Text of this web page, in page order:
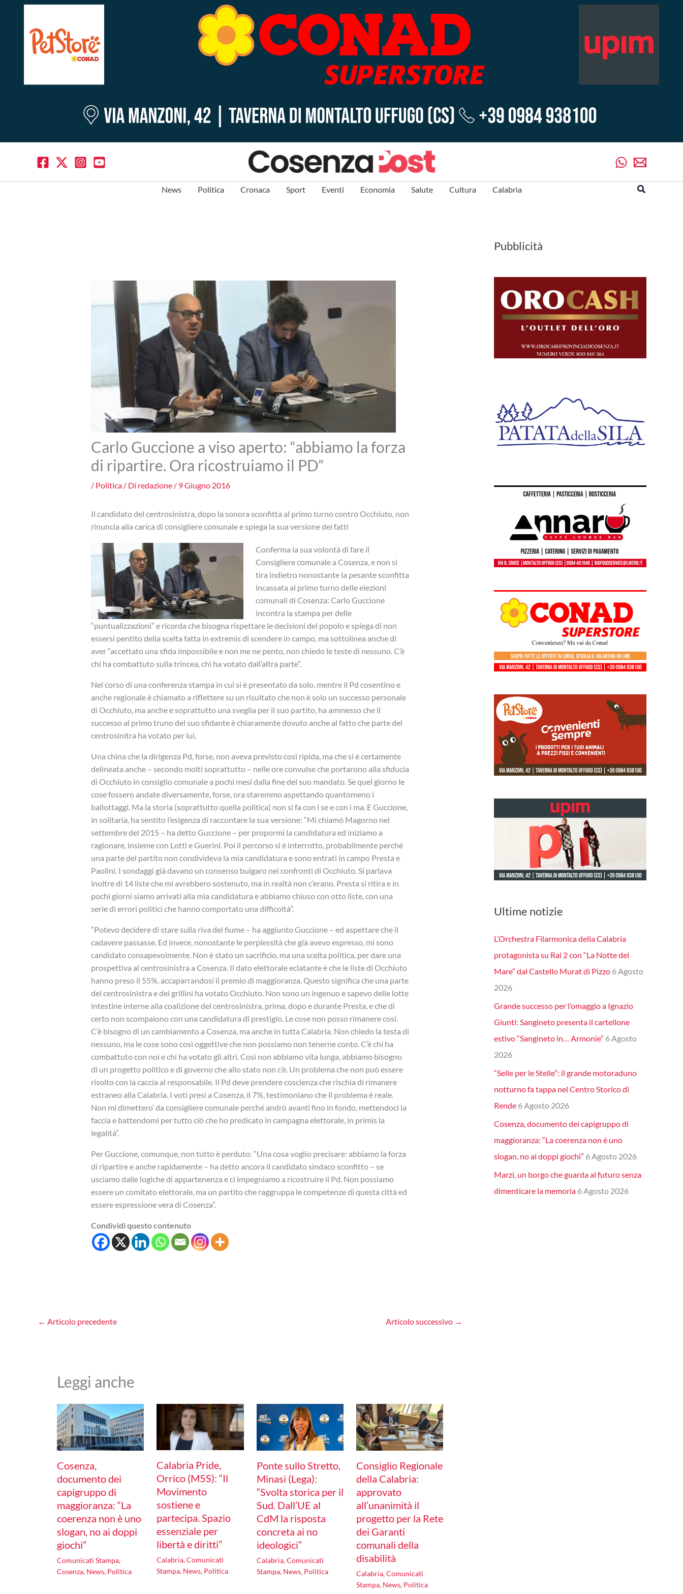
News Politica Cronaca Sport Eventi Economia Salute Cultura Calabria Cerca
Carlo Guccione a viso aperto: “abbiamo la forza
di ripartire. Ora ricostruiamo il PD”
/ Politica/ Di redazione / 9 Giugno 2016
Il candidato del centrosinistra, dopo la sonora sconfitta al primo turno contro Occhiuto, non
rinuncia alla carica di consigliere comunale e spiega la sua versione dei fatti
Conferma la sua volontà di fare il
Consigliere comunale a Cosenza, e non si
tira indietro nonostante la pesante sconfitta
incassata al primo turno delle elezioni
comunali di Cosenza: Carlo Guccione
incontra la stampa per delle
“puntualizzazioni” e ricorda che bisogna rispettare le decisioni del popolo e spiega di non
essersi pentito della scelta fatta in extremis di scendere in campo, ma sottolinea anche di
aver “accettato una sfida impossibile e non me ne pento, non chiedo le teste di nessuno. C’è
chi ha combattuto sulla trincea, chi ha votato dall’altra parte”.
Nel corso di una conferenza stampa in cui si è presentato da solo, mentre il Pd cosentino e
anche regionale è chiamato a riflettere su un risultato che non è solo un successo personale
di Occhiuto, ma anche e soprattutto una sveglia per il suo partito, ha ammesso che il
successo al primo truno del suo sfidante è chiaramente dovuto anche al fatto che parte del
centrosinitra ha votato per lui.
Una china che la dirigenza Pd, forse, non aveva previsto così ripida, ma che si è certamente
delineata anche – secondo molti soprattutto – nelle ore convulse che portarono alla sfiducia
di Occhiuto in consiglio comunale a pochi mesi dalla fine del suo mandato. Se quel giorno le
cose fossero andate diversamente, forse, ora staremmo aspettando quantomeno i
ballottaggi. Ma la storia (soprattutto quella politica) non si fa con i se e con i ma. E Guccione,
in solitaria, ha sentito l’esigenza di raccontare la sua versione: “Mi chiamò Magorno nel
settembre del 2015 – ha detto Guccione – per propormi la candidatura ed iniziamo a
ragionare, insieme con Lotti e Guerini. Poi il percorso si è interrotto, probabilmente perché
una parte del partito non condivideva la mia candidatura e sono entrati in campo Presta e
Paolini. I sondaggi già davano un consenso bulgaro nei confronti di Occhiuto. Si parlava
inoltre di 14 liste che mi avrebbero sostenuto, ma in realtà non c’erano. Presta si ritira e in
pochi giorni siamo arrivati alla mia candidatura e abbiamo chiuso con otto liste, con una
serie di errori politici che hanno comportato una difficoltà”.
“Potevo decidere di stare sulla riva del fiume – ha aggiunto Guccione – ed aspettare che il
cadavere passasse. Ed invece, nonostante le perplessità che già avevo espresso, mi sono
candidato consapevolmente. Non è stato un sacrificio, ma una scelta politica, per dare una
prospettiva al centrosinistra a Cosenza. Il dato elettorale eclatante è che le liste di Occhiuto
hanno preso il 55%, accaparrandosi il premio di maggioranza. Questo significa che una parte
del centrosinistra e dei grillini ha votato Occhiuto. Non sono un ingenuo e sapevo delle lotte
intestine interne alla coalizione del centrosinistra, prima, dopo e durante Presta, e che di
certo non scompaiono con una candidatura di prestigio. Le cose non posso rimanere così.
C’è bisogno di un cambiamento a Cosenza, ma anche in tutta Calabria. Non chiedo la testa di
nessuno, ma le cose sono così oggettive che non possiamo non tenerne conto. C’è chi ha
combattuto con noi e chi ha votato gli altri. Così non abbiamo vita lunga, abbiamo bisogno
di un progetto politico e di governo che allo stato non c’è. Un problema che non può essere
risolto con la caccia al responsabile. Il Pd deve prendere coscienza che rischia di rimanere
estraneo alla Calabria. I voti presi a Cosenza, il 7%, testimoniano che il problema è reale.
Non mi dimettero’ da consigliere comunale perché andrò avanti fino in fondo, mettendoci la
faccia e battendomi per tutto ciò che ho predicato in campagna elettorale, in primis la
legalità”.
Per Guccione, comunque, non tutto è perduto: “Una cosa voglio precisare: abbiamo la forza
di ripartire e anche rapidamente – ha detto ancora il candidato sindaco sconfitto – se
usciamo dalle logiche di appartenenza e ci impegniamo a ricostruire il Pd. Non possiamo
essere un comitato elettorale, ma un partito che raggruppa le competenze di questa città ed
essere espressione vera di Cosenza”.
Condividi questo contenuto
← Articolo precedente Articolo successivo →
Leggi anche
Cosenza,
documento dei
capigruppo di
maggioranza: “La
coerenza non è uno
slogan, no ai doppi
giochi”
Comunicati Stampa,
Cosenza, News, Politica
Calabria Pride,
Orrico (M5S): “Il
Movimento
sostiene e
partecipa. Spazio
essenziale per
libertà e diritti”
Calabria,Comunicati
Stampa, News, Politica
Ponte sullo Stretto,
Minasi (Lega):
“Svolta storica per il
Sud. Dall’UE al
CdM la risposta
concreta ai no
ideologici”
Calabria,Comunicati
Stampa, News, Politica
Consiglio Regionale
della Calabria:
approvato
all’unanimità il
progetto per la Rete
dei Garanti
comunali della
disabilità
Calabria,Comunicati
Stampa, News, Politica
Pubblicità
Ultime notizie
L’Orchestra Filarmonica della Calabria
protagonista su Rai 2 con “La Notte del
Mare” dal Castello Murat di Pizzo 6 Agosto
2026
Grande successo per l’omaggio a Ignazio
Giunti: Sangineto presenta il cartellone
estivo “Sangineto in… Armonie” 6 Agosto
2026
“Selle per le Stelle”: il grande motoraduno
notturno fa tappa nel Centro Storico di
Rende 6 Agosto 2026
Cosenza, documento dei capigruppo di
maggioranza: “La coerenza non è uno
slogan, no ai doppi giochi” 6 Agosto 2026
Marzi, un borgo che guarda al futuro senza
dimenticare la memoria 6 Agosto 2026